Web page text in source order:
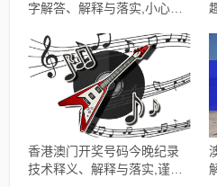
字解答、解释与落实​,小心虚
香港澳门开奖号码今晚纪录
技术释义、解释与落实,谨防